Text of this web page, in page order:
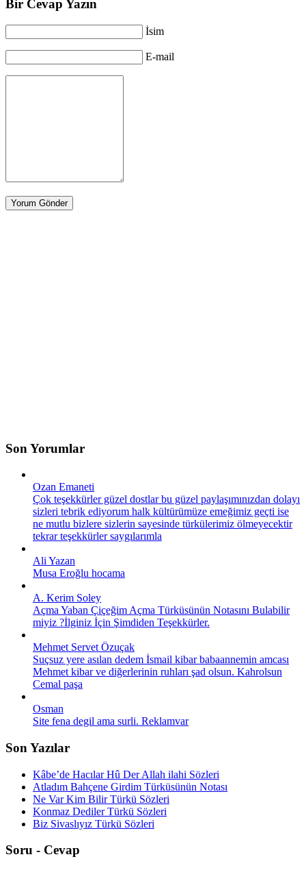
Bir Cevap Yazın
İsim
E-mail
Son Yorumlar
Ozan Emaneti
Çok teşekkürler güzel dostlar bu güzel paylaşımınızdan dolayı
sizleri tebrik ediyorum halk kültürümüze emeğimiz geçti ise
ne mutlu bizlere sizlerin sayesinde türkülerimiz ölmeyecektir
tekrar teşekkürler saygılarımla
Ali Yazan
Musa Eroğlu hocama
A. Kerim Soley
Açma Yaban Çiçeğim Açma Türküsünün Notasını Bulabilir
miyiz ?İlginiz İçin Şimdiden Teşekkürler.
Mehmet Servet Özuçak
Suçsuz yere asılan dedem İsmail kibar babaannemin amcası
Mehmet kibar ve diğerlerinin ruhları şad olsun. Kahrolsun
Cemal paşa
Osman
Site fena degil ama surli. Reklamvar
Son Yazılar
Kâbe’de Hacılar Hû Der Allah ilahi Sözleri
Atladım Bahçene Girdim Türküsünün Notası
Ne Var Kim Bilir Türkü Sözleri
Konmaz Dediler Türkü Sözleri
Biz Sivaslıyız Türkü Sözleri
Soru - Cevap